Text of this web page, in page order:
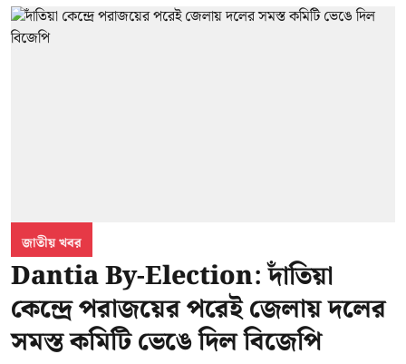
জাতীয় খবর
Dantia By-Election: দাঁতিয়া
কেন্দ্রে পরাজয়ের পরেই জেলায় দলের
সমস্ত কমিটি ভেঙে দিল বিজেপি